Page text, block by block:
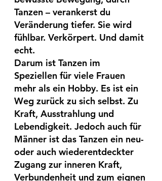
Tanzen – verankerst du
Veränderung tiefer. Sie wird
fühlbar. Verkörpert. Und damit
echt.
Darum ist Tanzen im
Speziellen für viele Frauen
mehr als ein Hobby. Es ist ein
Weg zurück zu sich selbst. Zu
Kraft, Ausstrahlung und
Lebendigkeit. Jedoch auch für
Männer ist das Tanzen ein neu-
oder auch wiederentdeckter
Zugang zur inneren Kraft,
Verbundenheit und zum eignen